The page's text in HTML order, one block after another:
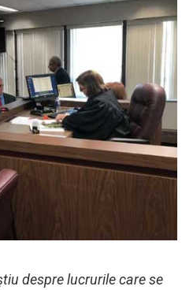
despre lucrurile care se